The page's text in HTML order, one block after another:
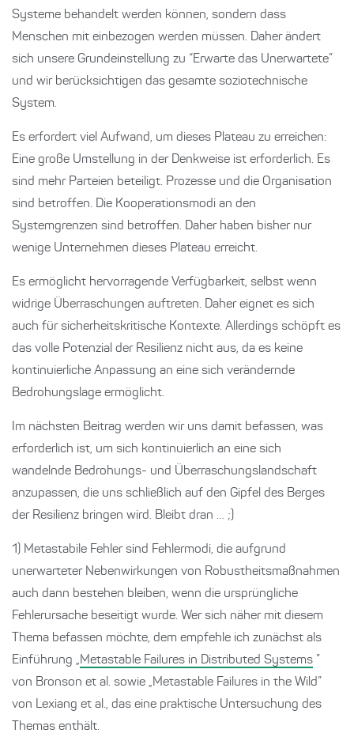
Systeme behandelt werden können, sondern dass
Menschen mit einbezogen werden müssen. Daher ändert
sich unsere Grundeinstellung zu “Erwarte das Unerwartete”
und wir berücksichtigen das gesamte soziotechnische
System.
Es erfordert viel Aufwand, um dieses Plateau zu erreichen:
Eine große Umstellung in der Denkweise ist erforderlich. Es
sind mehr Parteien beteiligt. Prozesse und die Organisation
sind betroffen. Die Kooperationsmodi an den
Systemgrenzen sind betroffen. Daher haben bisher nur
wenige Unternehmen dieses Plateau erreicht.
Es ermöglicht hervorragende Verfügbarkeit, selbst wenn
widrige Überraschungen auftreten. Daher eignet es sich
auch für sicherheitskritische Kontexte. Allerdings schöpft es
das volle Potenzial der Resilienz nicht aus, da es keine
kontinuierliche Anpassung an eine sich verändernde
Bedrohungslage ermöglicht.
Im nächsten Beitrag werden wir uns damit befassen, was
erforderlich ist, um sich kontinuierlich an eine sich
wandelnde Bedrohungs- und Überraschungslandschaft
anzupassen, die uns schließlich auf den Gipfel des Berges
der Resilienz bringen wird. Bleibt dran … ;)
1) Metastabile Fehler sind Fehlermodi, die aufgrund
unerwarteter Nebenwirkungen von Robustheitsmaßnahmen
auch dann bestehen bleiben, wenn die ursprüngliche
Fehlerursache beseitigt wurde. Wer sich näher mit diesem
Thema befassen möchte, dem empfehle ich zunächst als
Einführung „Metastable Failures in Distributed Systems ”
von Bronson et al. sowie „Metastable Failures in the Wild”
von Lexiang et al., das eine praktische Untersuchung des
Themas enthält.